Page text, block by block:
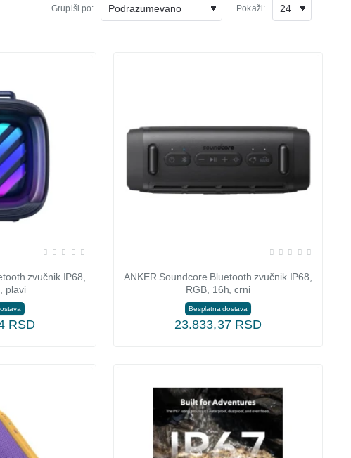
Grupiši po: Pokaži:
zvučnik IP68,
plavi
RSD
ANKER Soundcore Bluetooth zvučnik IP68,
RGB, 16h, crni
Besplatna dostava
23.833,37 RSD